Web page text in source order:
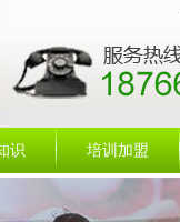
识 培训加盟